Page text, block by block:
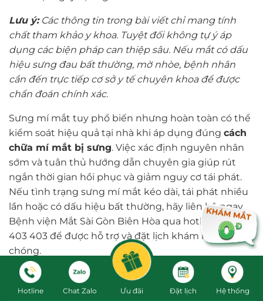
Hotline Chat Zalo Ưu đãi Đặt lịch Hệ thống
Lưu ý:Các thông tin trong bài viết chỉ mang tính
chất tham khảo y khoa. Tuyệt đối không tự ý áp
dụng các biện pháp can thiệp sâu. Nếu mắt có dấu
hiệu sưng đau bất thường, mờ nhòe, bệnh nhân
cần đến trực tiếp cơ sở y tế chuyên khoa để được
chẩn đoán chính xác.
Sưng mí mắt tuy phổ biến nhưng hoàn toàn có thể
kiểm soát hiệu quả tại nhà khi áp dụng đúng cách
chữa mí mắt bị sưng. Việc xác định nguyên nhân
sớm và tuân thủ hướng dẫn chuyên gia giúp rút
ngắn thời gian hồi phục và giảm nguy cơ tái phát.
Nếu tình trạng sưng mí mắt kéo dài, tái phát nhiều
lần hoặc có dấu hiệu bất thường, hãy liên hệ ngay
Bệnh viện Mắt Sài Gòn Biên Hòa qua hotline 0846
403 403 để được hỗ trợ và đặt lịch khám nhanh
chóng.
BỆNH VIỆN MẮT SÀI GÒN BIÊN HÒA